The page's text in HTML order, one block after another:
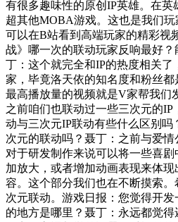
有很多趣味性的原创IP英雄。在
超其他MOBA游戏。这也是我们
可以在B站看到高端玩家的精彩视
战》哪一次的联动玩家反响最好
丁：这个就完全和IP的热度相关
家，毕竟洛天依的知名度和粉丝
最高播放量的视频就是V家帮我们
之前咱们也联动过一些三次元的IP
动与三次元IP联动有些什么区别
次元的联动吗？聂丁：之前与爱情
对于研发制作来说可以将一些喜
加放大，或者增加动画表现来体
容。这个部分我们也在不断摸索
次元联动。游戏日报：您觉得开
的地方是哪里？聂丁：永远都觉